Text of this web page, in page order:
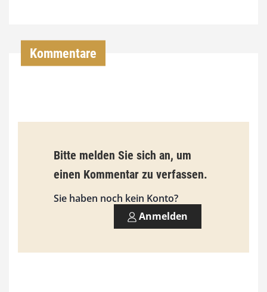
€
i
s
9
0
Kommentare
Bitte melden Sie sich an, um
einen Kommentar zu verfassen.
Sie haben noch kein Konto?
Anmelden